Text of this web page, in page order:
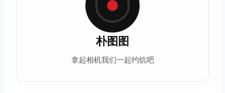
朴图图
拿起相机我们一起约炕吧